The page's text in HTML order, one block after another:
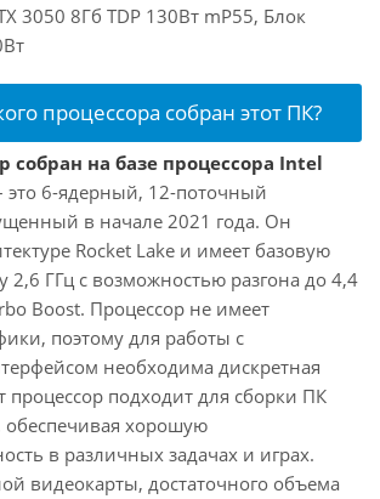
3050 8Гб TDP 130Вт mP55, Блок
процессора собран этот ПК?
собран на базе процессора Intel
это 6-ядерный, 12-поточный
в начале 2021 года. Он
Rocket Lake и имеет базовую
2,6 ГГц с возможностью разгона до 4,4
Boost. Процессор не имеет
поэтому для работы с
необходима дискретная
процессор подходит для сборки ПК
обеспечивая хорошую
в различных задачах и играх.
видеокарты, достаточного объема